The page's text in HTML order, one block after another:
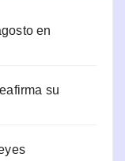
en
su